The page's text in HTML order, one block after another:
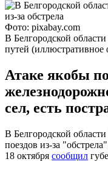
Фото: pixabay.com
В Белгородской
путей (иллюстративное
Атаке якобы
сел, есть
В Белгородской
поездов из-за
18 октября сообщил